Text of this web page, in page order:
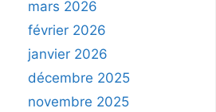
mars 2026
février 2026
janvier 2026
décembre 2025
novembre 2025